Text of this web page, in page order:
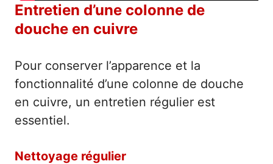
Entretien d’une colonne de
douche en cuivre
Pour conserver l’apparence et la
fonctionnalité d’une colonne de douche
en cuivre, un entretien régulier est
essentiel.
Nettoyage régulier